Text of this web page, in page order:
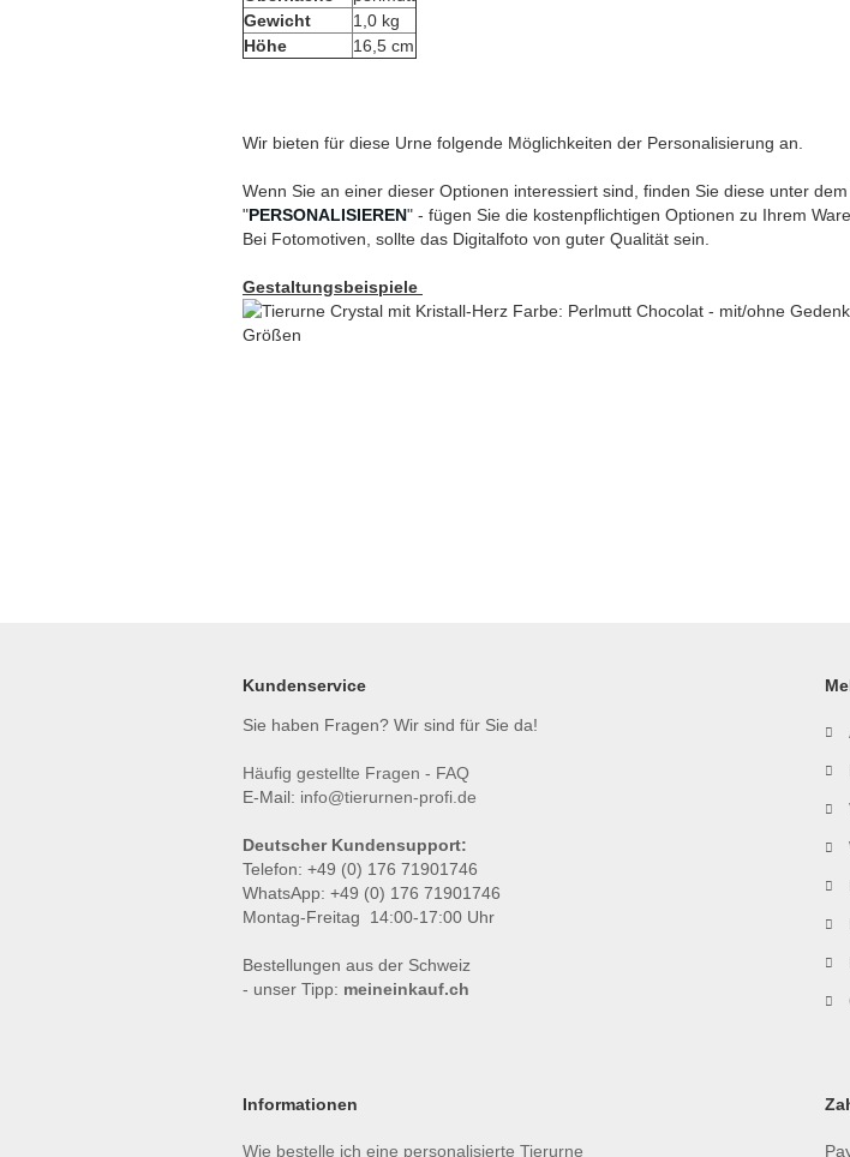
Gewicht
1,0 kg
Höhe
16,5 cm
Wir bieten für diese Urne folgende Möglichkeiten der Personalisierung an.
Wenn Sie an einer dieser Optionen interessiert sind, finden Sie diese unter
"PERSONALISIEREN" - fügen Sie die kostenpflichtigen Optionen zu Ihrem
Bei Fotomotiven, sollte das Digitalfoto von guter Qualität sein.
Gestaltungsbeispiele
Kundenservice
Sie haben Fragen? Wir sind für Sie da!
Häufig gestellte Fragen - FAQ
E-Mail: info@tierurnen-profi.de
Deutscher Kundensupport:
Telefon: +49 (0) 176 71901746
WhatsApp: +49 (0) 176 71901746
Montag-Freitag 14:00-17:00 Uhr
Bestellungen aus der Schweiz
- unser Tipp: meineinkauf.ch
Informationen
Wie bestelle ich eine personalisierte Tierurne